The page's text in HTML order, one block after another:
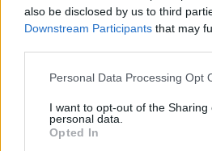
also be disclosed by us to third
Downstream Participants that may
Please note that this website/app
not limited to your visit or usage
grant or deny consent to Google
use your data for below specified
Personal Data Processing Opt
I want to opt-out of the Sharing
personal data.
Opted In
Ελλάδα, είχαν συμβάσεις με
αντικατάσταση δημιουργεί
οποίων θα αναζητηθούν